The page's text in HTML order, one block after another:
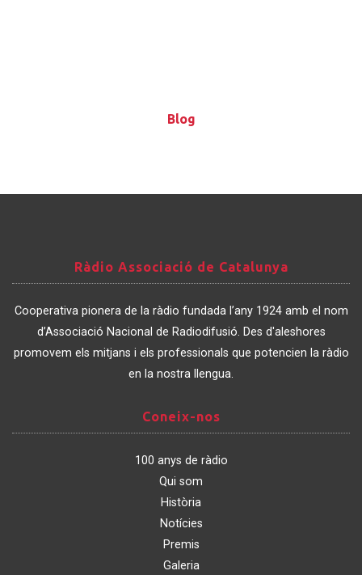
Blog
Blog
Associació
de
Catalunya
Ràdio Associació de Catalunya
Cooperativa pionera de la ràdio fundada l’any 1924 amb el nom
d’Associació Nacional de Radiodifusió. Des d'aleshores
promovem els mitjans i els professionals que potencien la ràdio
en la nostra llengua.
nos
Coneix-nos
100 anys de ràdio
Qui som
Història
Notícies
Premis
Galeria